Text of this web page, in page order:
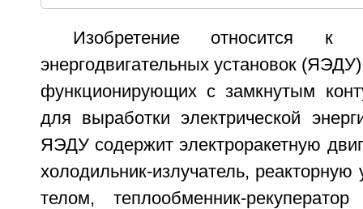
Изобретение относится к
энергодвигательных установок
функционирующих с замкнутым
для выработки электрической
ЯЭДУ содержит электроракетную
холодильник-излучатель, реакторную
телом, теплообменник-